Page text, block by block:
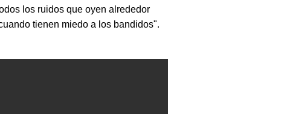
los ruidos que oyen alrededor
tienen miedo a los bandidos".